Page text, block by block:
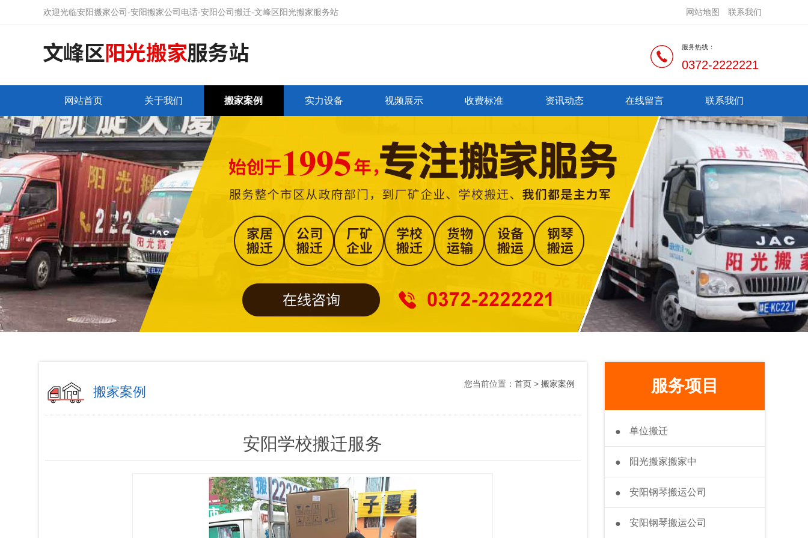
欢迎光临安阳搬家公司-安阳搬家公司电话-安阳公司搬迁-文峰区阳光搬家服务站 网站地图 联系我们
服务热线：
0372-2222221
网站首页 关于我们 搬家案例 实力设备 视频展示 收费标准 资讯动态 在线留言 联系我们
搬家案例
您当前位置： 首页> 搬家案例
安阳学校搬迁服务
服务项目
● 单位搬迁
● 阳光搬家搬家中
● 安阳钢琴搬运公司
● 安阳钢琴搬运公司